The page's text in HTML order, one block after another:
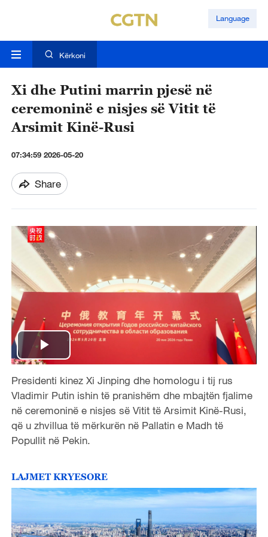
Language
Kërkoni
Xi dhe Putini marrin pjesë në
ceremoninë e nisjes së Vitit të
Arsimit Kinë-Rusi
07:34:59 2026-05-20
Share
P
l
a
y
i
d
Presidenti kinez Xi Jinping dhe homologu i tij rus
Vladimir Putin ishin të pranishëm dhe mbajtën fjalime
në ceremoninë e nisjes së Vitit të Arsimit Kinë-Rusi,
që u zhvillua të mërkurën në Pallatin e Madh të
Popullit në Pekin.
LAJMET KRYESORE